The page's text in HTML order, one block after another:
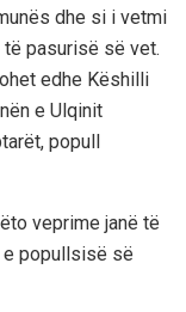
dhe si i vetmi
pasurisë së vet.
edhe Këshilli
e Ulqinit
popull
veprime janë të
e popullsisë së